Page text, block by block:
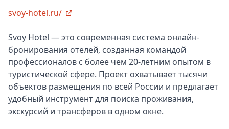
svoy-hotel.ru/
Svoy Hotel — это современная система онлайн-
бронирования отелей, созданная командой
профессионалов с более чем 20-летним опытом в
туристической сфере. Проект охватывает тысячи
объектов размещения по всей России и предлагает
удобный инструмент для поиска проживания,
экскурсий и трансферов в одном окне.